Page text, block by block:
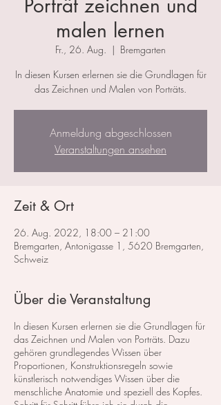
Porträt zeichnen und
malen lernen
Fr., 26. Aug.
  |
Bremgarten
In diesen Kursen erlernen sie die Grundlagen für
das Zeichnen und Malen von Porträts.
Anmeldung abgeschlossen
Veranstaltungen ansehen
Zeit & Ort
26. Aug. 2022, 18:00 – 21:00
Bremgarten, Antonigasse 1, 5620 Bremgarten,
Schweiz
Über die Veranstaltung
In diesen Kursen erlernen sie die Grundlagen für
das Zeichnen und Malen von Porträts. Dazu
gehören grundlegendes Wissen über
Proportionen, Konstruktionsregeln sowie
künstlerisch notwendiges Wissen über die
menschliche Anatomie und speziell des Kopfes.